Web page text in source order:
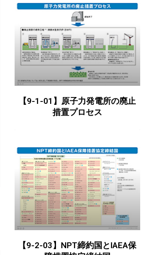
【9-1-01】原子力発電所の廃止
措置プロセス
【9-2-03】NPT締約国とIAEA保